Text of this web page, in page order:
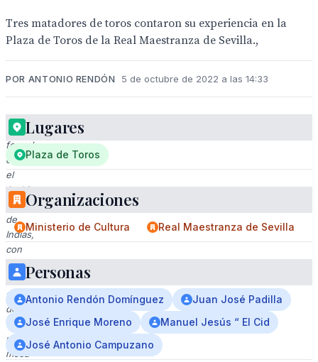
Tres matadores de toros contaron su experiencia en la
Plaza de Toros de la Real Maestranza de Sevilla.,
POR ANTONIO RENDÓN 5 de octubre de 2022 a las 14:33
Presentación
formal
en
el
Archivo
General
de
Indias,
con
cuatro
hombres
sentados
detrás
de
una
mesa
Lugares
Plaza de Toros
Organizaciones
Ministerio de Cultura Real Maestranza de Sevilla
Personas
Antonio Rendón Domínguez
Juan José Padilla
José Enrique Moreno
Manuel Jesús “ El Cid
José Antonio Campuzano